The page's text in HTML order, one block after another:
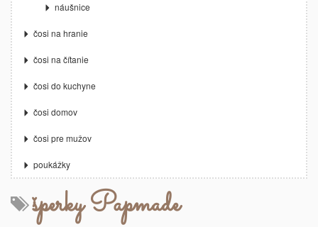
náušnice
čosi na hranie
čosi na čítanie
čosi do kuchyne
čosi domov
čosi pre mužov
poukážky
šperky Papmade